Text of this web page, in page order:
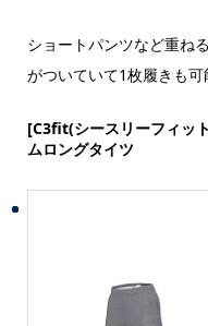
ショートパンツなど重ね
がついていて1枚履きも可
[C3fit(シースリーフィッ
ムロングタイツ